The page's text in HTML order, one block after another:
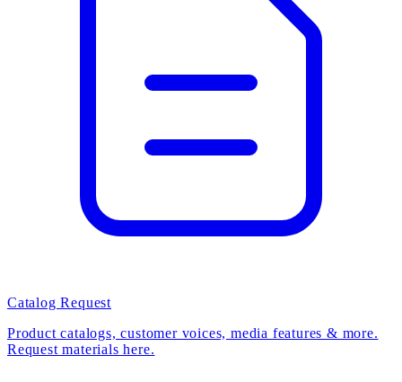
Catalog Request
Product catalogs, customer voices, media features & more.
Request materials here.